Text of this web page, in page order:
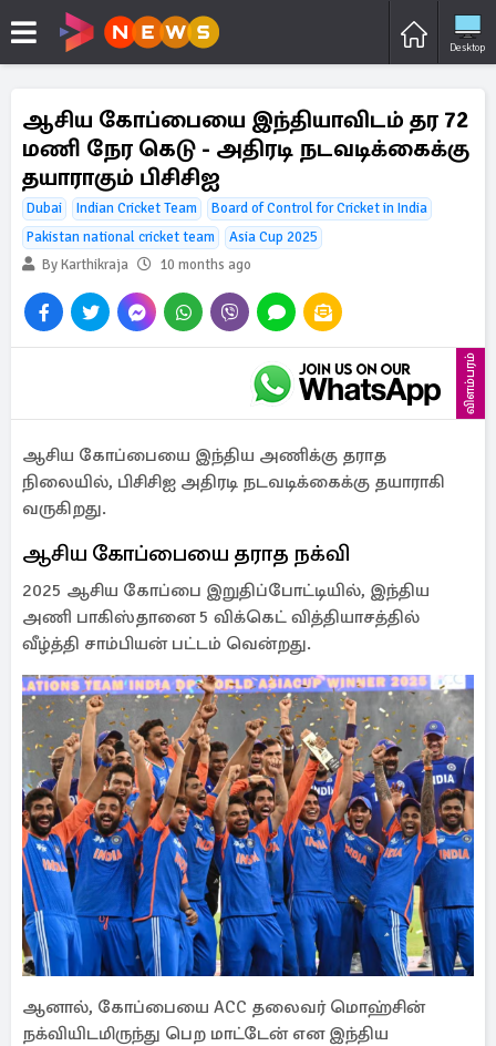
Desktop
ஆசிய கோப்பையை இந்தியாவிடம் தர 72
மணி நேர கெடு - அதிரடி நடவடிக்கைக்கு
தயாராகும் பிசிசிஐ
Dubai Indian Cricket Team
Board of Control for Cricket in India
Pakistan national cricket team
Asia Cup 2025
By Karthikraja
10 months ago
விளம்பரம்
ஆசிய கோப்பையை இந்திய அணிக்கு தராத
நிலையில், பிசிசிஐ அதிரடி நடவடிக்கைக்கு தயாராகி
வருகிறது.
ஆசிய கோப்பையை தராத நக்வி
2025 ஆசிய கோப்பை இறுதிப்போட்டியில், இந்திய
அணி பாகிஸ்தானை 5 விக்கெட் வித்தியாசத்தில்
வீழ்த்தி சாம்பியன் பட்டம் வென்றது.
ஆனால், கோப்பையை ACC தலைவர் மொஹ்சின்
நக்வியிடமிருந்து பெற மாட்டேன் என இந்திய